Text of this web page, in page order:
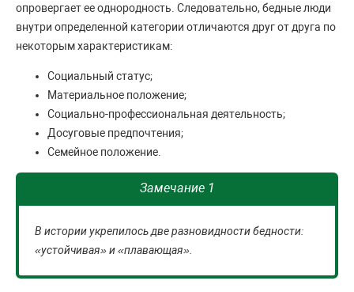
опровергает ее однородность. Следовательно, бедные люди
внутри определенной категории отличаются друг от друга по
некоторым характеристикам:
Социальный статус;
Материальное положение;
Социально-профессиональная деятельность;
Досуговые предпочтения;
Семейное положение.
Замечание 1
В истории укрепилось две разновидности бедности:
«устойчивая» и «плавающая».